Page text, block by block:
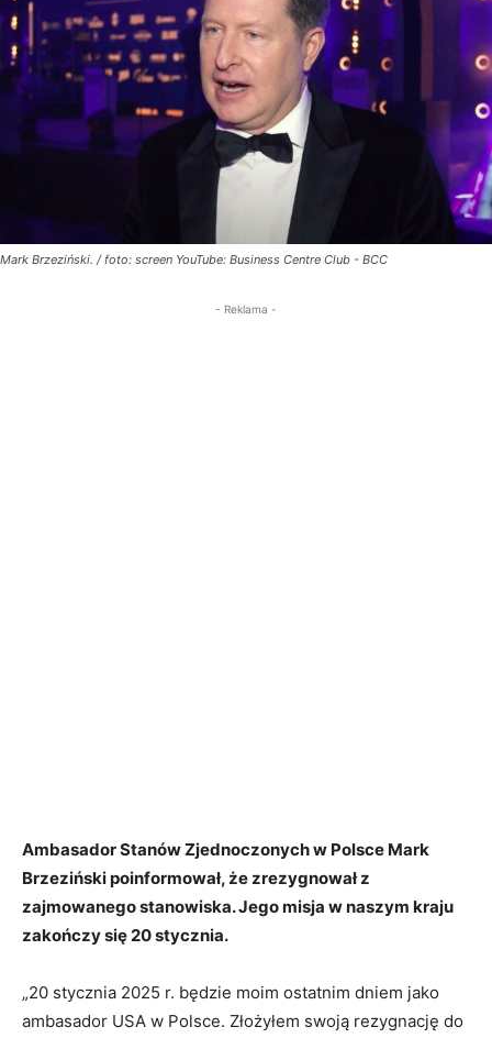
Mark Brzeziński. / foto: screen YouTube: Business Centre Club - BCC
- Reklama -
Ambasador Stanów Zjednoczonych w Polsce Mark
Brzeziński poinformował, że zrezygnował z
zajmowanego stanowiska. Jego misja w naszym kraju
zakończy się 20 stycznia.
„20 stycznia 2025 r. będzie moim ostatnim dniem jako
ambasador USA w Polsce. Złożyłem swoją rezygnację do